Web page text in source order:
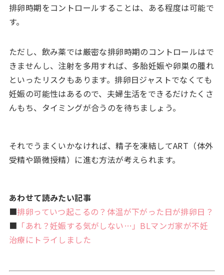
排卵時期をコントロールすることは、ある程度は可能で
す。
ただし、飲み薬では厳密な排卵時期のコントロールはで
きませんし、注射を多用すれば、多胎妊娠や卵巣の腫れ
といったリスクもあります。排卵日ジャストでなくても
妊娠の可能性はあるので、夫婦生活をできるだけたくさ
んもち、タイミングが合うのを待ちましょう。
それでうまくいかなければ、精子を凍結してART（体外
受精や顕微授精）に進む方法が考えられます。
あわせて読みたい記事
■排卵っていつ起こるの？体温が下がった日が排卵日？
■ 「あれ？妊娠する気がしない…」BLマンガ家が不妊
治療にトライしました